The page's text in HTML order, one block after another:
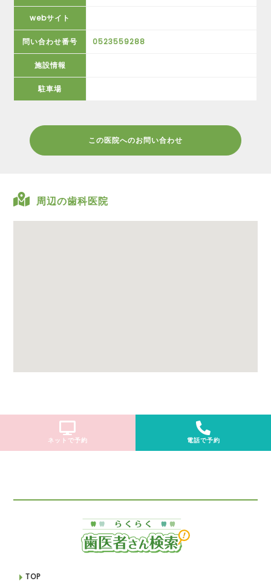
webサイト
問い合わせ番号 0523559288
施設情報
駐車場
この医院へのお問い合わせ
周辺の歯科医院
ネットで予約 電話で予約
TOP